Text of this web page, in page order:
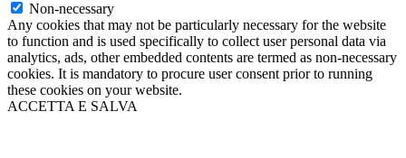
Non-necessary
Any cookies that may not be particularly necessary for the website
to function and is used specifically to collect user personal data via
analytics, ads, other embedded contents are termed as non-necessary
cookies. It is mandatory to procure user consent prior to running
these cookies on your website.
ACCETTA E SALVA